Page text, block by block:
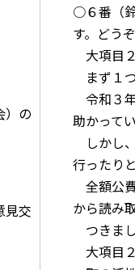
）の
見交
○６番（
す。どう
大項目
まず１
令和３
助かって
しかし
行ったり
全額公
から読み
つきま
大項目